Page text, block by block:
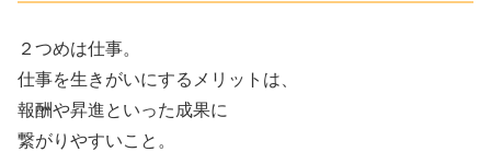
２つめは仕事。
仕事を生きがいにするメリットは、
報酬や昇進といった成果に
繋がりやすいこと。